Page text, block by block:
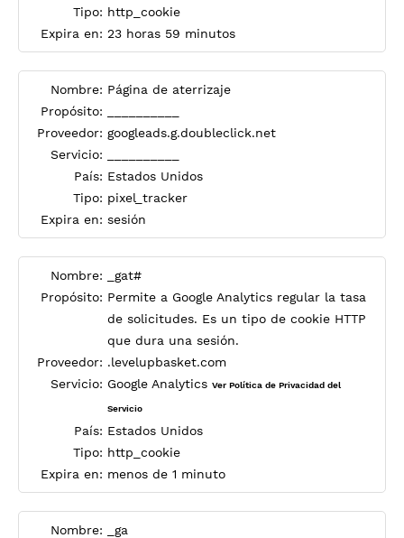
Tipo: http_cookie
Expira en: 23 horas 59 minutos
Nombre: Página de aterrizaje
Propósito:
Proveedor: googleads.g.doubleclick.net
Servicio:
País: Estados Unidos
Tipo: pixel_tracker
Expira en: sesión
Nombre:
_gat#
Propósito: Permite a Google Analytics regular la tasa
de solicitudes. Es un tipo de cookie HTTP
que dura una sesión.
Proveedor: .levelupbasket.com
Servicio: Google Analytics Ver Política de Privacidad del
Servicio
País: Estados Unidos
Tipo: http_cookie
Expira en: menos de 1 minuto
Nombre:
_ga